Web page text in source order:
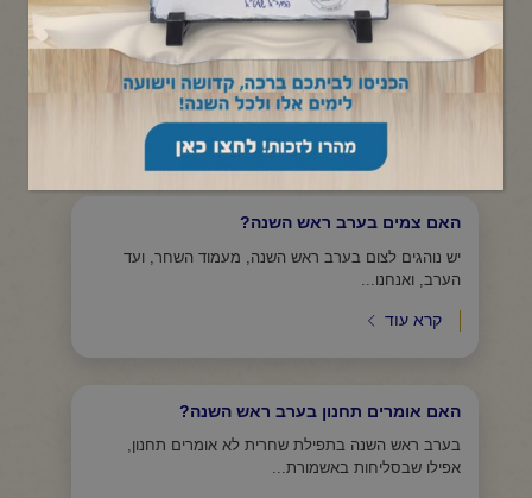
האם מחדשים בגדים לכבוד ראש השנה?
מכבסין ומסתפרין בערב ראש השנה ולובשים בגדים
מכובסים ויפים, באמונתנו ובטחוננו...
האם צמים בערב ראש השנה?
יש נוהגים לצום בערב ראש השנה, מעמוד השחר, ועד
הערב, ואנחנו...
קרא עוד
האם אומרים תחנון בערב ראש השנה?
בערב ראש השנה בתפילת שחרית לא אומרים תחנון,
אפילו שבסליחות באשמורת...